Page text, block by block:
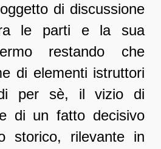
di discussione
le parti e la sua
restando che
di elementi istruttori
per sè, il vizio di
di un fatto decisivo
storico, rilevante in